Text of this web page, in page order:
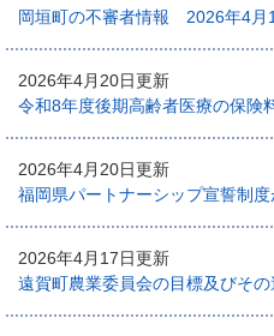
岡垣町の不審者情報 2026年4月
2026年4月20日更新
令和8年度後期高齢者医療の保険
2026年4月20日更新
福岡県パートナーシップ宣誓制度
2026年4月17日更新
遠賀町農業委員会の目標及びそ